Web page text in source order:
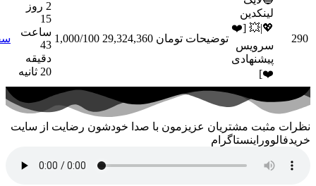
لینکدین
💖|💥 [❤️
سرویس
پیشنهادی
توضیحات تومان 29,324,360 1,000/100
ساعت
43
سفارش
مثبت مشتریان عزیزمون با صدا خودشون رضایت از سایت